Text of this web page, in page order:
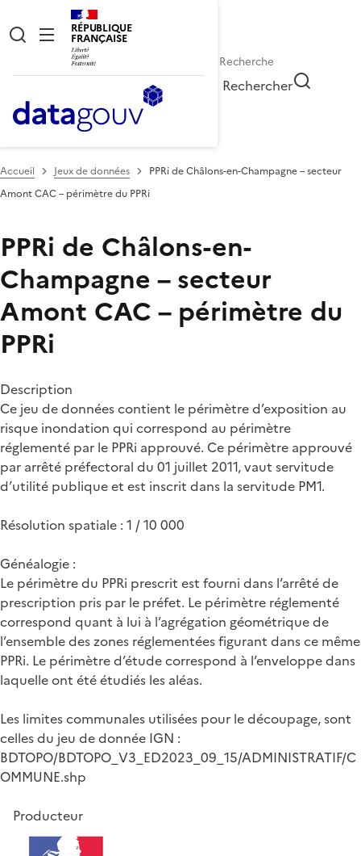
RÉPUBLIQUE
FRANÇAISE
Rechercher
Accueil Jeux de données
PPRi de Châlons-en-Champagne – secteur
Amont CAC – périmètre du PPRi
PPRi de Châlons-en-
Champagne – secteur
Amont CAC – périmètre du
PPRi
Description
Ce jeu de données contient le périmètre d’exposition au
risque inondation qui correspond au périmètre
réglementé par le PPRi approuvé. Ce périmètre approuvé
par arrêté préfectoral du 01 juillet 2011, vaut servitude
d’utilité publique et est inscrit dans la servitude PM1.
Résolution spatiale : 1 / 10 000
Généalogie :
Le périmètre du PPRi prescrit est fourni dans l’arrêté de
prescription pris par le préfet. Le périmètre réglementé
correspond quant à lui à l’agrégation géométrique de
l’ensemble des zones réglementées figurant dans ce même
PPRi. Le périmètre d’étude correspond à l’enveloppe dans
laquelle ont été étudiés les aléas.
Les limites communales utilisées pour le découpage, sont
celles du jeu de donnée IGN :
BDTOPO/BDTOPO_V3_ED2023_09_15/ADMINISTRATIF/C
OMMUNE.shp
Producteur